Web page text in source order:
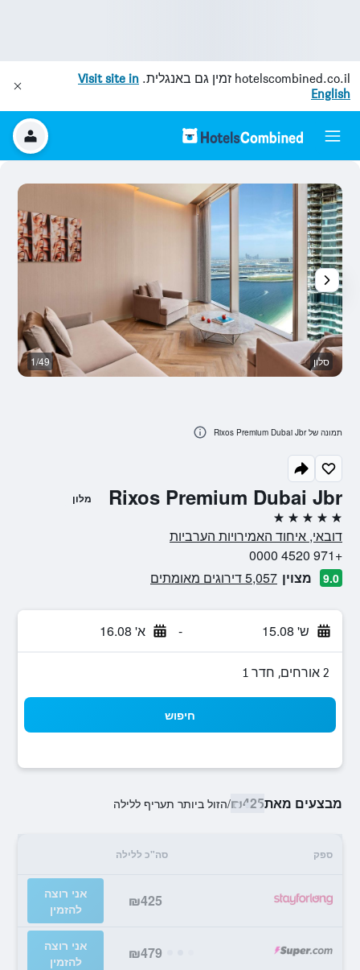
hotelscombined.co.il זמין גם באנגלית. Visit site in
English
Rixos Premium Dubai Jbr מלון
5 כוכבים
דובאי, איחוד האמירויות הערביות
+971 4520 0000
9.0 מצוין 5,057 דירוגים מאומתים
ש' 15.08 - א' 16.08
2 אורחים, חדר 1
חיפוש
מבצעים מאת₪425
/הזול ביותר תעריף ללילה
ספק סה"כ ללילה
₪425
אני רוצה
להזמין
₪479
אני רוצה
להזמין
סלון 1/49
תמונה של Rixos Premium Dubai Jbr